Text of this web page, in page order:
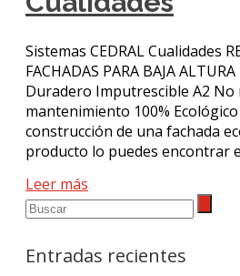
Sistemas CEDRAL Cualidades
FACHADAS PARA BAJA
Duradero Imputrescible A2 No
mantenimiento 100%
construcción de una fachada
producto lo puedes
Leer más
Entradas recientes